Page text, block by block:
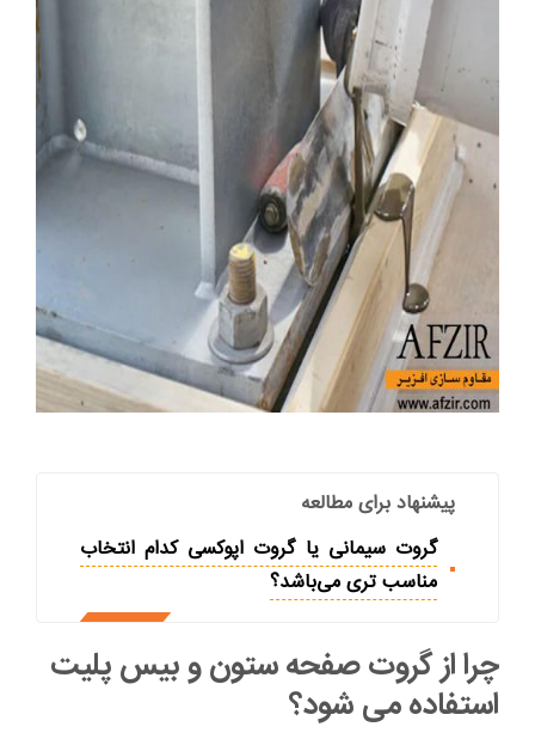
پیشنهاد برای مطالعه
گروت سیمانی یا گروت اپوکسی کدام انتخاب
مناسب تری می‌باشد؟
چرا از گروت صفحه ستون و بیس پلیت
استفاده می شود؟